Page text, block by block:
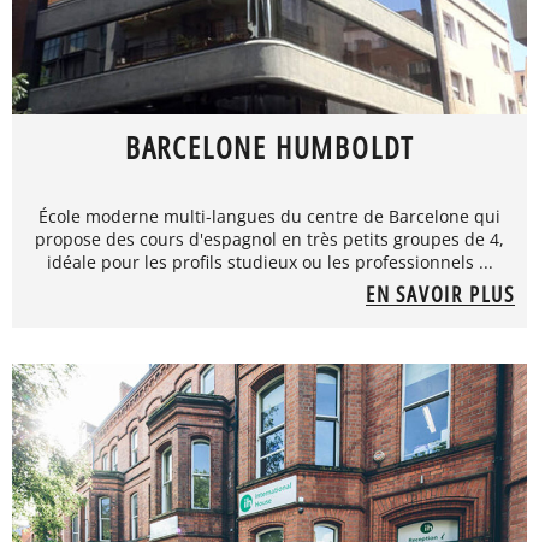
BARCELONE HUMBOLDT
École moderne multi-langues du centre de Barcelone qui
propose des cours d'espagnol en très petits groupes de 4,
idéale pour les profils studieux ou les professionnels ...
EN SAVOIR PLUS